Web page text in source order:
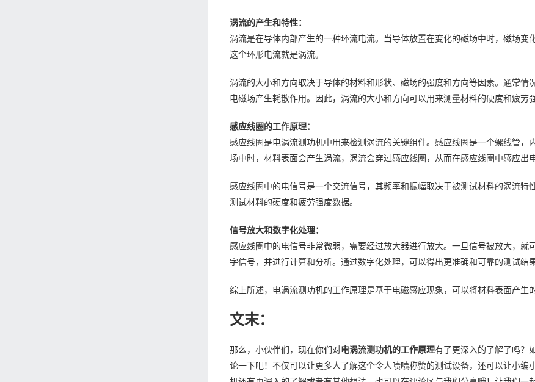
涡流的产生和特性：
涡流是在导体内部产生的一种环流电流。当导体放置在变化的磁场中时，磁场变
这个环形电流就是涡流。
涡流的大小和方向取决于导体的材料和形状、磁场的强度和方向等因素。通常情
电磁场产生耗散作用。因此，涡流的大小和方向可以用来测量材料的硬度和疲劳
感应线圈的工作原理：
感应线圈是电涡流测功机中用来检测涡流的关键组件。感应线圈是一个螺线管
场中时，材料表面会产生涡流，涡流会穿过感应线圈，从而在感应线圈中感应出
感应线圈中的电信号是一个交流信号，其频率和振幅取决于被测试材料的涡流
测试材料的硬度和疲劳强度数据。
信号放大和数字化处理：
感应线圈中的电信号非常微弱，需要经过放大器进行放大。一旦信号被放大，
字信号，并进行计算和分析。通过数字化处理，可以得出更准确和可靠的测试结果
综上所述，电涡流测功机的工作原理是基于电磁感应现象，可以将材料表面产生
文末：
那么，小伙伴们，现在你们对电涡流测功机的工作原理有了更深入的了解了吗？
论一下吧！不仅可以让更多人了解这个令人啧啧称赞的测试设备，还可以让小